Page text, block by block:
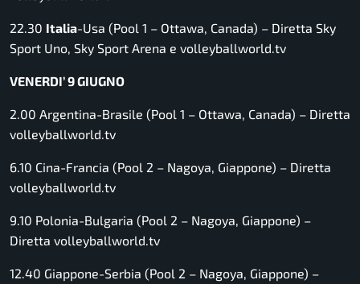
22.30 Italia-Usa (Pool 1 – Ottawa, Canada) – Diretta Sky
Sport Uno, Sky Sport Arena e volleyballworld.tv
VENERDI’ 9 GIUGNO
2.00 Argentina-Brasile (Pool 1 – Ottawa, Canada) – Diretta
volleyballworld.tv
6.10 Cina-Francia (Pool 2 – Nagoya, Giappone) – Diretta
volleyballworld.tv
9.10 Polonia-Bulgaria (Pool 2 – Nagoya, Giappone) –
Diretta volleyballworld.tv
12.40 Giappone-Serbia (Pool 2 – Nagoya, Giappone) –